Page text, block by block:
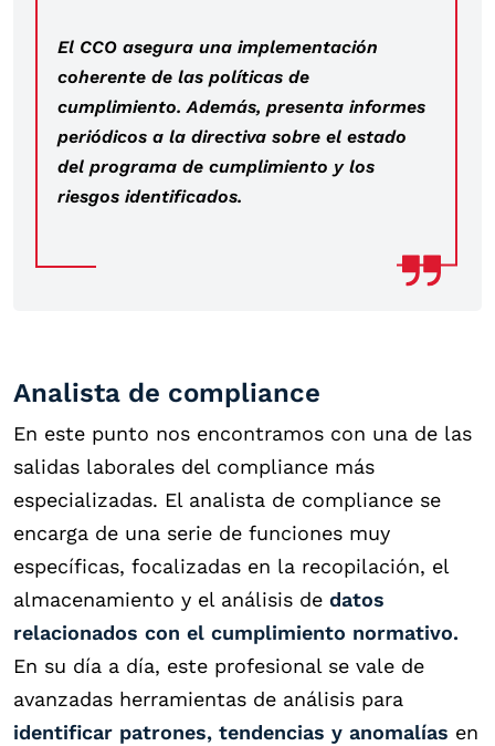
El CCO asegura una implementación
coherente de las políticas de
cumplimiento. Además, presenta informes
periódicos a la directiva sobre el estado
del programa de cumplimiento y los
riesgos identificados.
Analista de compliance
En este punto nos encontramos con una de las
salidas laborales del compliance más
especializadas. El analista de compliance se
encarga de una serie de funciones muy
específicas, focalizadas en la recopilación, el
almacenamiento y el análisis de datos
relacionados con el cumplimiento normativo.
En su día a día, este profesional se vale de
avanzadas herramientas de análisis para
identificar patrones, tendencias y anomalías en